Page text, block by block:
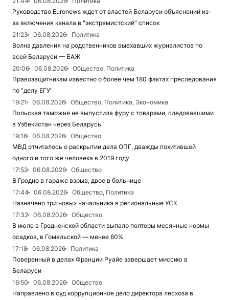
Руководство Euronews ждет от властей Беларуси объяснений из-
за включения канала в "экстремистский" список
21:23
06.08.2026
Политика
Волна давления на родственников выехавших журналистов по
всей Беларуси — БАЖ
20:06
06.08.2026
Общество, Политика
Правозащитникам известно о более чем 180 фактах преследования
по "делу ЕГУ"
19:21
06.08.2026
Общество, Политика, Экономика
Польская таможня не выпустила фуру с товарами, следовавшими
в Узбекистан через Беларусь
19:16
06.08.2026
Общество
МВД отчиталось о раскрытии дела ОПГ, дважды похитившей
одного и того же человека в 2019 году
17:52
06.08.2026
Общество
В Гродно в гараже взрыв, двое в больнице
17:44
06.08.2026
Общество, Политика
Назначено три новых начальника в региональные УСК
17:32
06.08.2026
Общество
В июле в Гродненской области выпало полторы месячные нормы
осадков, в Гомельской — менее 60%
17:18
06.08.2026
Политика
Поверенный в делах Франции Руайе завершает миссию в
Беларуси
16:50
06.08.2026
Общество
Направлено в суд коррупционное дело директора лесхоза в